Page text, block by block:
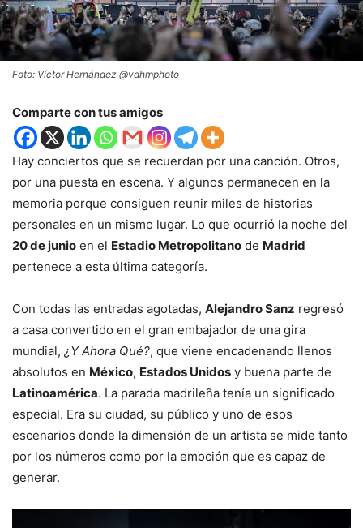
Foto: Víctor Hernández @vdhmphoto
Comparte con tus amigos
Hay conciertos que se recuerdan por una canción. Otros,
por una puesta en escena. Y algunos permanecen en la
memoria porque consiguen reunir miles de historias
personales en un mismo lugar. Lo que ocurrió la noche del
20 de junio en el Estadio Metropolitano de Madrid
pertenece a esta última categoría.
Con todas las entradas agotadas, Alejandro Sanz regresó
a casa convertido en el gran embajador de una gira
mundial, ¿Y Ahora Qué?, que viene encadenando llenos
absolutos en México, Estados Unidos y buena parte de
Latinoamérica. La parada madrileña tenía un significado
especial. Era su ciudad, su público y uno de esos
escenarios donde la dimensión de un artista se mide tanto
por los números como por la emoción que es capaz de
generar.